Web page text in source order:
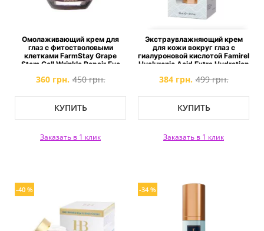
Омолаживающий крем для
глаз с фитостволовыми
клетками FarmStay Grape
Stem Cell Wrinkle Repair Eye
360 грн. 450 грн.
КУПИТЬ
Заказать в 1 клик
Экстраувлажняющий крем
для кожи вокруг глаз с
гиалуроновой кислотой Famirel
Hyaluronic Acid Extra Hydration
384 грн. 499 грн.
КУПИТЬ
Заказать в 1 клик
-40 % -34 %